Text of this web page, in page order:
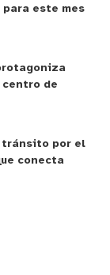
este mes
de
tránsito por el
conecta